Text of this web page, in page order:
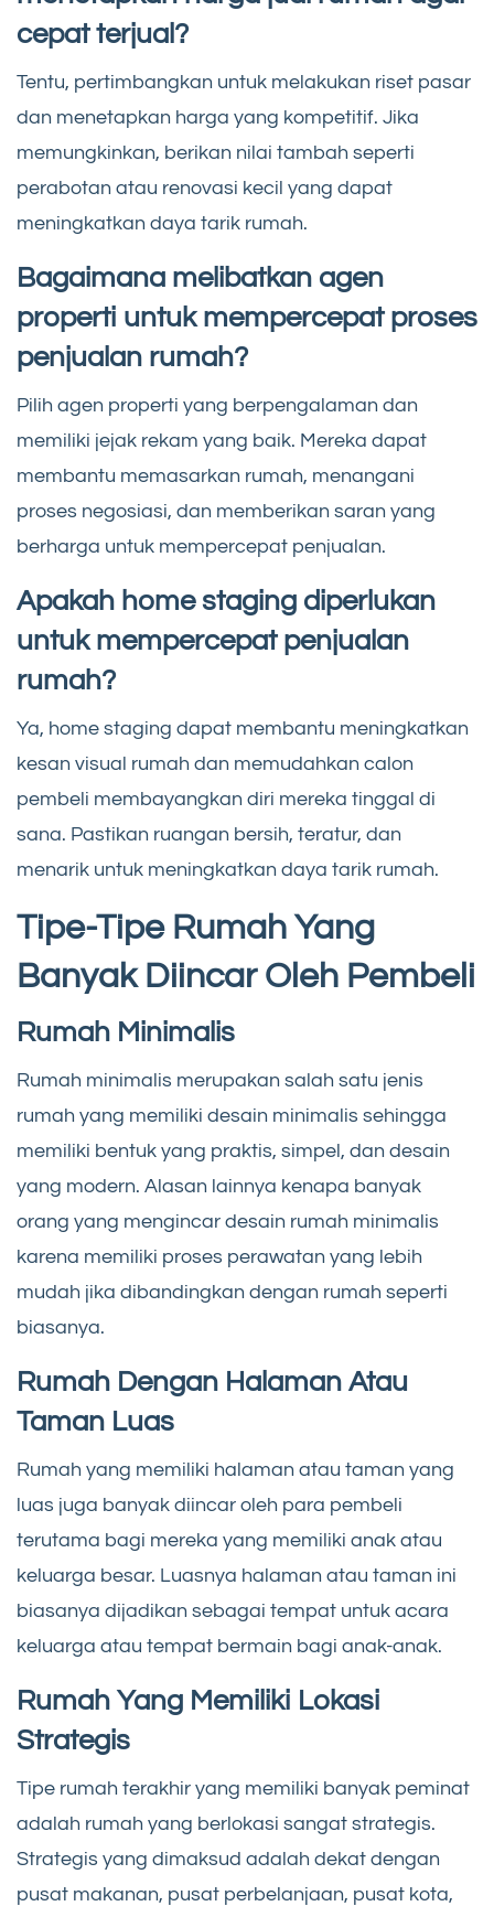
cepat terjual?
Tentu, pertimbangkan untuk melakukan riset pasar
dan menetapkan harga yang kompetitif. Jika
memungkinkan, berikan nilai tambah seperti
perabotan atau renovasi kecil yang dapat
meningkatkan daya tarik rumah.
Bagaimana melibatkan agen
properti untuk mempercepat proses
penjualan rumah?
Pilih agen properti yang berpengalaman dan
memiliki jejak rekam yang baik. Mereka dapat
membantu memasarkan rumah, menangani
proses negosiasi, dan memberikan saran yang
berharga untuk mempercepat penjualan.
Apakah home staging diperlukan
untuk mempercepat penjualan
rumah?
Ya, home staging dapat membantu meningkatkan
kesan visual rumah dan memudahkan calon
pembeli membayangkan diri mereka tinggal di
sana. Pastikan ruangan bersih, teratur, dan
menarik untuk meningkatkan daya tarik rumah.
Tipe-Tipe Rumah Yang
Banyak Diincar Oleh Pembeli
Rumah Minimalis
Rumah minimalis merupakan salah satu jenis
rumah yang memiliki desain minimalis sehingga
memiliki bentuk yang praktis, simpel, dan desain
yang modern. Alasan lainnya kenapa banyak
orang yang mengincar desain rumah minimalis
karena memiliki proses perawatan yang lebih
mudah jika dibandingkan dengan rumah seperti
biasanya.
Rumah Dengan Halaman Atau
Taman Luas
Rumah yang memiliki halaman atau taman yang
luas juga banyak diincar oleh para pembeli
terutama bagi mereka yang memiliki anak atau
keluarga besar. Luasnya halaman atau taman ini
biasanya dijadikan sebagai tempat untuk acara
keluarga atau tempat bermain bagi anak-anak.
Rumah Yang Memiliki Lokasi
Strategis
Tipe rumah terakhir yang memiliki banyak peminat
adalah rumah yang berlokasi sangat strategis.
Strategis yang dimaksud adalah dekat dengan
pusat makanan, pusat perbelanjaan, pusat kota,